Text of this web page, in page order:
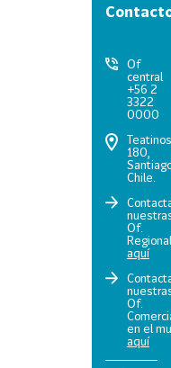
Of
central
+56 2
3322
0000
Teatinos
180,
Chile.
Of.
aquí
Of.
en el
aquí